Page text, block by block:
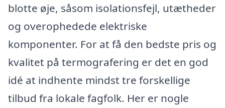
blotte øje, såsom isolationsfejl, utætheder
og overophedede elektriske
komponenter. For at få den bedste pris og
kvalitet på termografering er det en god
idé at indhente mindst tre forskellige
tilbud fra lokale fagfolk. Her er nogle